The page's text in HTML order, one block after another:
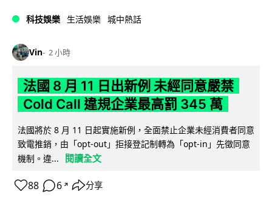
科技娛樂 生活娛樂 城中熱話
Vin 2 小時
法國 8 月 11 日出新例 未經同意嚴禁
Cold Call 違規企業最高罰 345 萬
法國將於 8 月 11 日起實施新例，全面禁止企業未經消費者同意
致電推銷，由「opt-out」拒接登記制轉為「opt-in」先徵同意
機制。違...
閱讀全文
88 6 ↗ 分享